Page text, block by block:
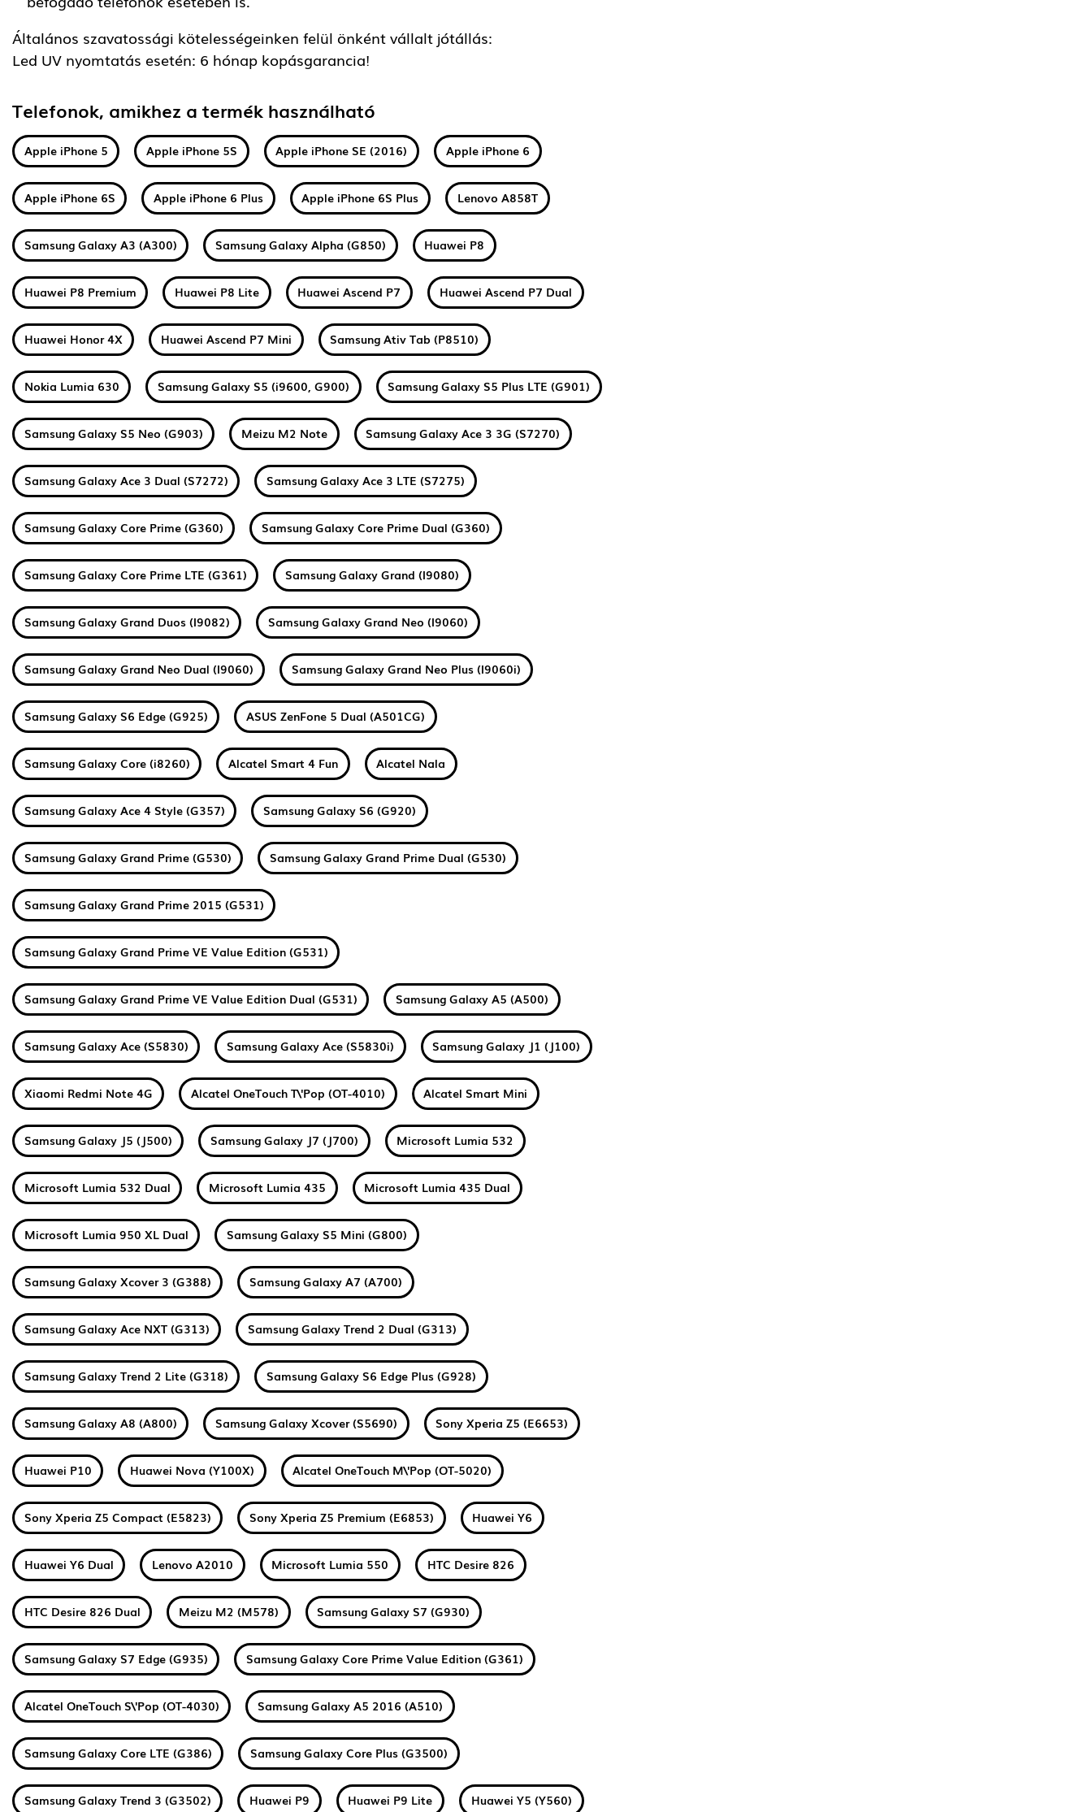
Általános szavatossági kötelességeinken felül önként vállalt jótállás:
Led UV nyomtatás esetén: 6 hónap kopásgarancia!
Telefonok, amikhez a termék használható
Apple iPhone 5 Apple iPhone 5S Apple iPhone SE (2016) Apple iPhone 6
Apple iPhone 6S Apple iPhone 6 Plus Apple iPhone 6S Plus Lenovo A858T
Samsung Galaxy A3 (A300) Samsung Galaxy Alpha (G850) Huawei P8
Huawei P8 Premium Huawei P8 Lite Huawei Ascend P7 Huawei Ascend P7 Dual
Huawei Honor 4X Huawei Ascend P7 Mini Samsung Ativ Tab (P8510)
Nokia Lumia 630 Samsung Galaxy S5 (i9600, G900) Samsung Galaxy S5 Plus LTE (G901)
Samsung Galaxy S5 Neo (G903) Meizu M2 Note Samsung Galaxy Ace 3 3G (S7270)
Samsung Galaxy Ace 3 Dual (S7272) Samsung Galaxy Ace 3 LTE (S7275)
Samsung Galaxy Core Prime (G360) Samsung Galaxy Core Prime Dual (G360)
Samsung Galaxy Core Prime LTE (G361) Samsung Galaxy Grand (I9080)
Samsung Galaxy Grand Duos (I9082) Samsung Galaxy Grand Neo (I9060)
Samsung Galaxy Grand Neo Dual (I9060) Samsung Galaxy Grand Neo Plus (I9060i)
Samsung Galaxy S6 Edge (G925) ASUS ZenFone 5 Dual (A501CG)
Samsung Galaxy Core (i8260) Alcatel Smart 4 Fun Alcatel Nala
Samsung Galaxy Ace 4 Style (G357) Samsung Galaxy S6 (G920)
Samsung Galaxy Grand Prime (G530) Samsung Galaxy Grand Prime Dual (G530)
Samsung Galaxy Grand Prime 2015 (G531)
Samsung Galaxy Grand Prime VE Value Edition (G531)
Samsung Galaxy Grand Prime VE Value Edition Dual (G531) Samsung Galaxy A5 (A500)
Samsung Galaxy Ace (S5830) Samsung Galaxy Ace (S5830i) Samsung Galaxy J1 (J100)
Xiaomi Redmi Note 4G Alcatel OneTouch T\'Pop (OT-4010) Alcatel Smart Mini
Samsung Galaxy J5 (J500) Samsung Galaxy J7 (J700) Microsoft Lumia 532
Microsoft Lumia 532 Dual Microsoft Lumia 435 Microsoft Lumia 435 Dual
Microsoft Lumia 950 XL Dual Samsung Galaxy S5 Mini (G800)
Samsung Galaxy Xcover 3 (G388) Samsung Galaxy A7 (A700)
Samsung Galaxy Ace NXT (G313) Samsung Galaxy Trend 2 Dual (G313)
Samsung Galaxy Trend 2 Lite (G318) Samsung Galaxy S6 Edge Plus (G928)
Samsung Galaxy A8 (A800) Samsung Galaxy Xcover (S5690) Sony Xperia Z5 (E6653)
Huawei P10 Huawei Nova (Y100X) Alcatel OneTouch M\'Pop (OT-5020)
Sony Xperia Z5 Compact (E5823) Sony Xperia Z5 Premium (E6853) Huawei Y6
Huawei Y6 Dual Lenovo A2010 Microsoft Lumia 550 HTC Desire 826
HTC Desire 826 Dual Meizu M2 (M578) Samsung Galaxy S7 (G930)
Samsung Galaxy S7 Edge (G935) Samsung Galaxy Core Prime Value Edition (G361)
Alcatel OneTouch S\'Pop (OT-4030) Samsung Galaxy A5 2016 (A510)
Samsung Galaxy Core LTE (G386) Samsung Galaxy Core Plus (G3500)
Samsung Galaxy Trend 3 (G3502) Huawei P9 Huawei P9 Lite Huawei Y5 (Y560)